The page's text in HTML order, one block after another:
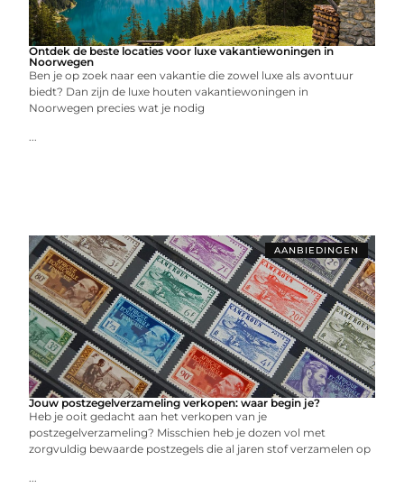
Ontdek de beste locaties voor luxe vakantiewoningen in
Noorwegen
Ben je op zoek naar een vakantie die zowel luxe als avontuur
biedt? Dan zijn de luxe houten vakantiewoningen in
Noorwegen precies wat je nodig
...
AANBIEDINGEN
Jouw postzegelverzameling verkopen: waar begin je?
Heb je ooit gedacht aan het verkopen van je
postzegelverzameling? Misschien heb je dozen vol met
zorgvuldig bewaarde postzegels die al jaren stof verzamelen op
...